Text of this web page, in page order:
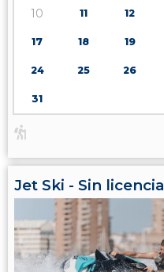
10
11 12
17 18 19
24 25 26
31
Jet Ski - Sin licencia